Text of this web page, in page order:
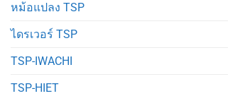
หม้อแปลง TSP
ไดรเวอร์ TSP
TSP-IWACHI
TSP-HIET